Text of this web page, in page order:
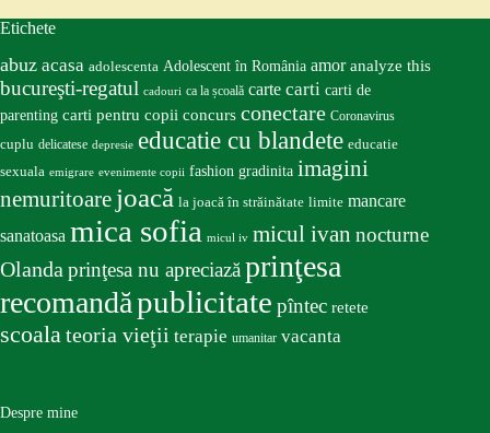
Etichete
abuz acasa adolescenta Adolescent în România amor analyze this
bucureşti-regatul cadouri ca la școală carte carti carti de
parenting carti pentru copii concurs conectare Coronavirus
cuplu delicatese depresie educatie cu blandete educatie
sexuala emigrare evenimente copii fashion gradinita imagini
nemuritoare joacă la joacă în străinătate limite mancare
sanatoasa mica sofia micul iv micul ivan nocturne
Olandaprinţesa nu apreciazăprinţesa
recomandăpublicitate pîntec retete
scoalateoria vieţii terapie umanitar vacanta
Despre mine